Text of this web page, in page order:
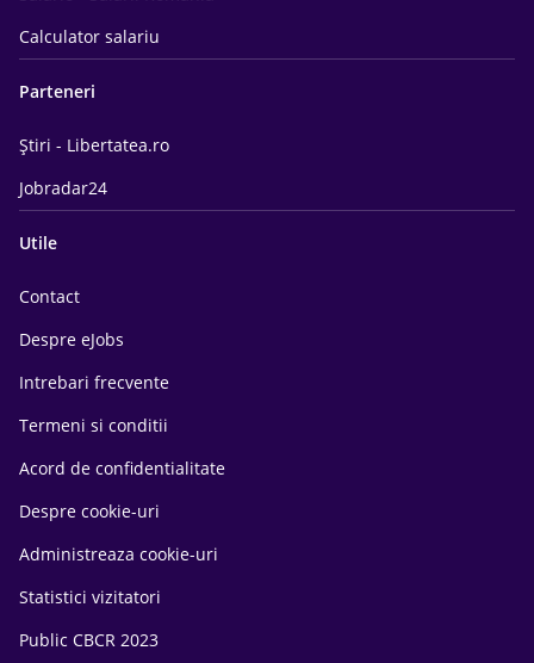
Calculator salariu
Parteneri
Știri - Libertatea.ro
Jobradar24
Utile
Contact
Despre eJobs
Intrebari frecvente
Termeni si conditii
Acord de confidentialitate
Despre cookie-uri
Administreaza cookie-uri
Statistici vizitatori
Public CBCR 2023